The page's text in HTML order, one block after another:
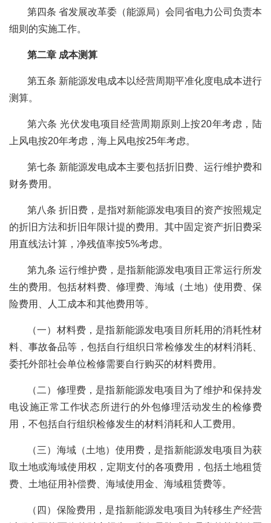
第四条 省发展改革委（能源局）会同省电力公司负责本
细则的实施工作。
第二章 成本测算
第五条 新能源发电成本以经营周期平准化度电成本进行
测算。
第六条 光伏发电项目经营周期原则上按20年考虑，陆
上风电按20年考虑，海上风电按25年考虑。
第七条 新能源发电成本主要包括折旧费、运行维护费和
财务费用。
第八条 折旧费，是指对新能源发电项目的资产按照规定
的折旧方法和折旧年限计提的费用。其中固定资产折旧费采
用直线法计算，净残值率按5%考虑。
第九条 运行维护费，是指新能源发电项目正常运行所发
生的费用。包括材料费、修理费、海域（土地）使用费、保
险费用、人工成本和其他费用等。
（一）材料费，是指新能源发电项目所耗用的消耗性材
料、事故备品等，包括自行组织日常检修发生的材料消耗、
委托外部社会单位检修需要自行购买的材料费用。
（二）修理费，是指新能源发电项目为了维护和保持发
电设施正常工作状态所进行的外包修理活动发生的检修费
用，不包括自行组织检修发生的材料消耗和人工费用。
（三）海域（土地）使用费，是指新能源发电项目为获
取土地或海域使用权，定期支付的各项费用，包括土地租赁
费、土地征用补偿费、海域使用金、海域租赁费等。
（四）保险费用，是指新能源发电项目为转移生产经营